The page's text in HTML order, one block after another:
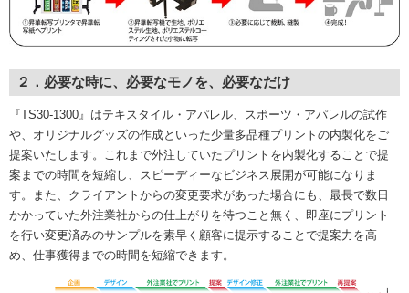
２．必要な時に、必要なモノを、必要なだけ
『TS30-1300』はテキスタイル・アパレル、スポーツ・アパレルの試作
や、オリジナルグッズの作成といった少量多品種プリントの内製化をご
提案いたします。これまで外注していたプリントを内製化することで提
案までの時間を短縮し、スピーディーなビジネス展開が可能になりま
す。また、クライアントからの変更要求があった場合にも、最長で数日
かかっていた外注業社からの仕上がりを待つこと無く、即座にプリント
を行い変更済みのサンプルを素早く顧客に提示することで提案力を高
め、仕事獲得までの時間を短縮できます。